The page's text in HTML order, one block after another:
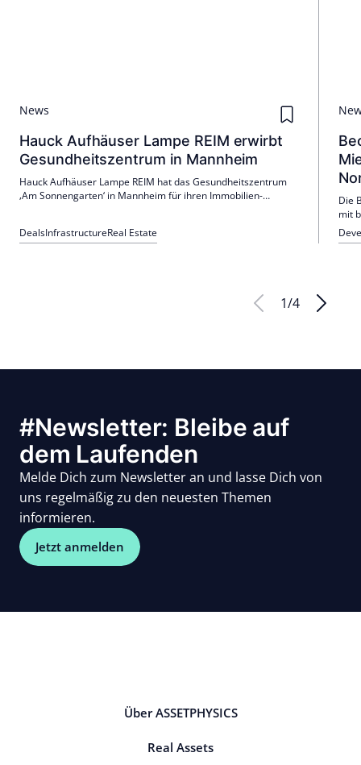
News
Hauck Aufhäuser Lampe REIM erwirbt
Gesundheitszentrum in Mannheim
Hauck Aufhäuser Lampe REIM hat das Gesundheitszentrum
‚Am Sonnengarten‘ in Mannheim für ihren Immobilien-
Gesundheitszentrum umgewandelt.
DealsInfrastructureReal Estate
Die
mit
Ein
1/4
#Newsletter: Bleibe auf
dem Laufenden
Melde Dich zum Newsletter an und lasse Dich von
uns regelmäßig zu den neuesten Themen
informieren.
Jetzt anmelden
Über ASSETPHYSICS
Real Assets